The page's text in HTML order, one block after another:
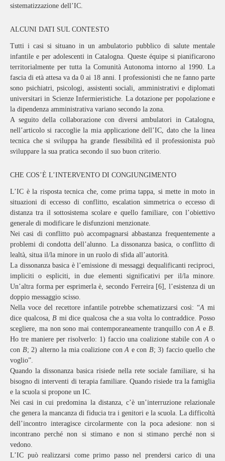
sistematizzazione dell’IC.
ALCUNI DATI SUL CONTESTO
Tutti i casi si situano in un ambulatorio pubblico di salute mentale
infantile e per adolescenti in Catalogna. Queste équipe si pianificarono
territorialmente per tutta la Comunità Autonoma intorno al 1990. La
fascia di età attesa va da 0 ai 18 anni. I professionisti che ne fanno parte
sono psichiatri, psicologi, assistenti sociali, amministrativi e diplomati
universitari in Scienze Infermieristiche. La dotazione per popolazione e
la dipendenza amministrativa variano secondo la zona.
A seguito della collaborazione con diversi ambulatori in Catalogna,
nell’articolo si raccoglie la mia applicazione dell’IC, dato che la linea
tecnica che si sviluppa ha grande flessibilità ed il professionista può
sviluppare la sua pratica secondo il suo buon criterio.
CHE COS’È L’INTERVENTO DI CONGIUNGIMENTO
L’IC è la risposta tecnica che, come prima tappa, si mette in moto in
situazioni di eccesso di conflitto, escalation simmetrica o eccesso di
distanza tra il sottosistema scolare e quello familiare, con l’obiettivo
generale di modificare le disfunzioni menzionate.
Nei casi di conflitto può accompagnarsi abbastanza frequentemente a
problemi di condotta dell’alunno. La dissonanza basica, o conflitto di
lealtà, situa il/la minore in un ruolo di sfida all’autorità.
La dissonanza basica è l’emissione di messaggi dequalificanti reciproci,
impliciti o espliciti, in due elementi significativi per il/la minore.
Un’altra forma per esprimerla è, secondo Ferreira [6], l’esistenza di un
doppio messaggio scisso.
Nella voce del recettore infantile potrebbe schematizzarsi così: “A mi
dice qualcosa, B mi dice qualcosa che a sua volta lo contraddice. Posso
scegliere, ma non sono mai contemporaneamente tranquillo conA e B
Ho tre maniere per risolverlo: 1) faccio una coalizione stabile con A o
con B; 2) alterno la mia coalizione conA e con B; 3) faccio quello che
voglio”.
Quando la dissonanza basica risiede nella rete sociale familiare, si ha
bisogno di interventi di terapia familiare. Quando risiede tra la famiglia
e la scuola si propone un IC.
Nei casi in cui predomina la distanza, c’è un’interruzione relazionale
che genera la mancanza di fiducia tra i genitori e la scuola. La difficoltà
dell’incontro interagisce circolarmente con la poca adesione: non si
incontrano perché non si stimano e non si stimano perché non si
vedono.
L’IC può realizzarsi come primo passo nel prendersi carico di una